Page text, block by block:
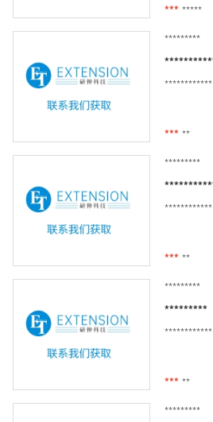
*** *****
*********
************
*** **
*********
************
*** **
*********
*********
************
*** **
*********